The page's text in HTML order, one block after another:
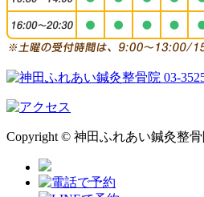
Copyright © 神田ふれあい鍼灸整骨